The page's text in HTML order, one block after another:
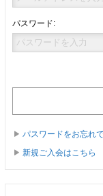
パスワード:
パスワードをお忘れ
新規ご入会はこちら